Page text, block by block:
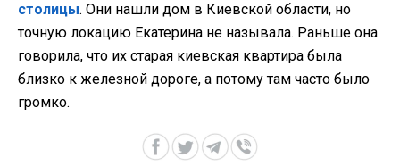
столицы. Они нашли дом в Киевской области, но
точную локацию Екатерина не называла. Раньше она
говорила, что их старая киевская квартира была
близко к железной дороге, а потому там часто было
громко.